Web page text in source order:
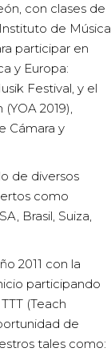
con clases de
de Música
participar en
y Europa:
Festival, y el
2019),
Cámara y
de diversos
como
Brasil, Suiza,
2011 con la
participando
(Teach
de
tales como: